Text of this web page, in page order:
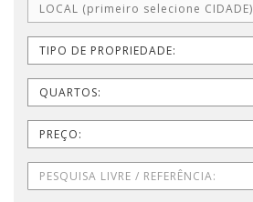
LOCAL (primeiro selecione CIDADE)
TIPO DE PROPRIEDADE:
QUARTOS:
PREÇO: